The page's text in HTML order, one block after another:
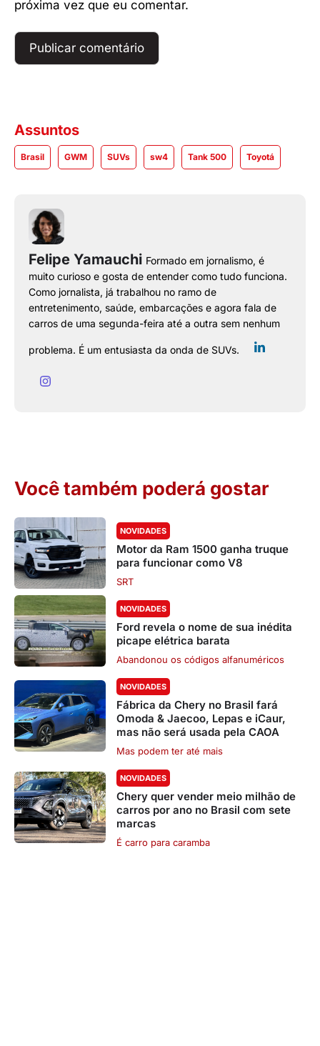
próxima vez que eu comentar.
Assuntos
Brasil GWM SUVs sw4 Tank 500 Toyotá
Felipe Yamauchi Formado em jornalismo, é
muito curioso e gosta de entender como tudo funciona.
Como jornalista, já trabalhou no ramo de
entretenimento, saúde, embarcações e agora fala de
carros de uma segunda-feira até a outra sem nenhum
problema. É um entusiasta da onda de SUVs.
Você também poderá gostar
NOVIDADES
Motor da Ram 1500 ganha truque
para funcionar como V8
SRT
NOVIDADES
Ford revela o nome de sua inédita
picape elétrica barata
Abandonou os códigos alfanuméricos
NOVIDADES
Fábrica da Chery no Brasil fará
Omoda & Jaecoo, Lepas e iCaur,
mas não será usada pela CAOA
Mas podem ter até mais
NOVIDADES
Chery quer vender meio milhão de
carros por ano no Brasil com sete
marcas
É carro para caramba